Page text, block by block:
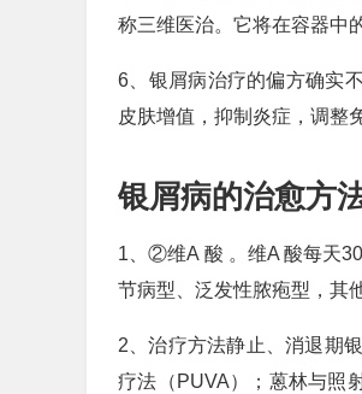
称三维医治。它将在容器中
6、银屑病治疗的偏方确实
皮肤增值，抑制炎症，调整
银屑病的治愈方
1、②维A 酸 。维A 酸每天
节病型、泛发性脓疱型，其
2、治疗方法静止、消退期
疗法（PUVA）；蒽林与照